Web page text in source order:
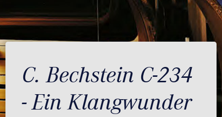
C. Bechstein C-234
- Ein Klangwunder